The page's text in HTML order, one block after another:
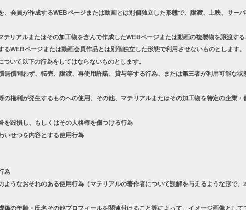
会員が作成するWEBページまたは動画とは別個独立した形態で、譲渡、上映、サー
アルまたはその加工物を含んで作成したWEBページまたは動画の複製物を譲渡する
WEBページまたは動画会員作品とは別個独立した形態で利用させないものとします。
いて以下の行為をしてはならないものとします。
償問わず、転売、譲渡、再使用許諾、貸与等する行為、または第三者が利用可能な状
権利が発生するものへの使用、その他、マテリアルまたはその加工物を特定の企業・
毀損し、もしくはその人格権を傷つける行為
せつを内容とする使用行為
為
うなおそれのある使用行為（マテリアルの著作者について誤解を与えるような形で、
の年齢・氏名その他プロフィールを関連付けること等によって、イメージ画像として